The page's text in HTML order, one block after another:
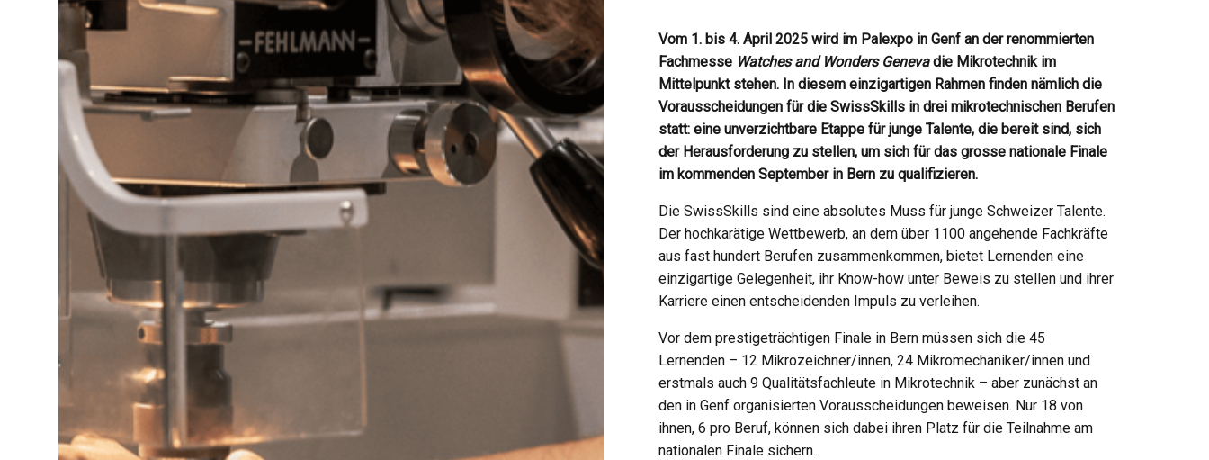
Vom 1. bis 4. April 2025 wird im Palexpo in Genf an der renommierten
Fachmesse Watches and Wonders Genevadie Mikrotechnik im
Mittelpunkt stehen. In diesem einzigartigen Rahmen finden nämlich die
Vorausscheidungen für die SwissSkills in drei mikrotechnischen Berufen
statt: eine unverzichtbare Etappe für junge Talente, die bereit sind, sich
der Herausforderung zu stellen, um sich für das grosse nationale Finale
im kommenden September in Bern zu qualifizieren.
Die SwissSkills sind eine absolutes Muss für junge Schweizer Talente.
Der hochkarätige Wettbewerb, an dem über 1100 angehende Fachkräfte
aus fast hundert Berufen zusammenkommen, bietet Lernen­den eine
einzigartige Gelegenheit, ihr Know-how unter Beweis zu stellen und ihrer
Karriere einen ent­scheidenden Impuls zu verleihen.
Vor dem prestigeträchtigen Finale in Bern müssen sich die 45
Lernenden – 12 Mikrozeichner/innen, 24 Mikromechaniker/innen und
erstmals auch 9 Qualitätsfachleute in Mikrotechnik – aber zunächst an
den in Genf organisierten Vorausscheidungen beweisen. Nur 18 von
ihnen, 6 pro Beruf, können sich dabei ihren Platz für die Teilnahme am
nationalen Finale sichern.